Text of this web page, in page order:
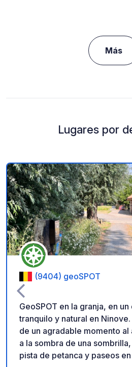
Más
Lugares por
(9404) geoSPOT
GeoSPOT en la granja, en
tranquilo y natural en
de un agradable momento al
a la sombra de una
pista de petanca y paseos